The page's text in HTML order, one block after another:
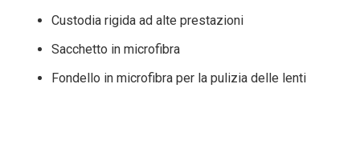
Custodia rigida ad alte prestazioni
Sacchetto in microfibra
Fondello in microfibra per la pulizia delle lenti